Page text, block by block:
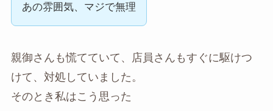
あの雰囲気、マジで無理
親御さんも慌てていて、店員さんもすぐに駆けつ
けて、対処していました。
そのとき私はこう思った